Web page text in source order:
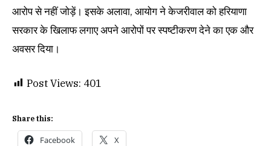
आरोप से नहीं जोड़ें। इसके अलावा, आयोग ने केजरीवाल को हरियाणा
सरकार के खिलाफ लगाए अपने आरोपों पर स्पष्टीकरण देने का एक और
अवसर दिया।
Post Views: 401
Share this:
Facebook X